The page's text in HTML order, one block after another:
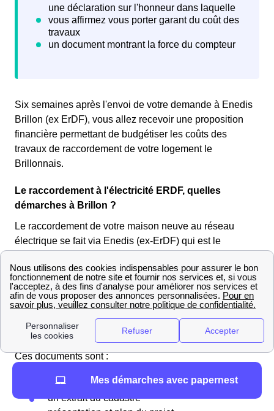
Six semaines après l'envoi de votre demande à Enedis
Brillon (ex ErDF), vous allez recevoir une proposition
financière permettant de budgétiser les coûts des
travaux de raccordement de votre logement le
Brillonnais.
Le raccordement à l'électricité ERDF, quelles
démarches à Brillon ?
Le raccordement de votre maison neuve au réseau
électrique se fait via Enedis (ex-ErDF) qui est le
français. Pour entamer la démarche d'un raccordement à
Brillon, il faut contacter directement Enedis.
Dans le cas où vous souhaitez constituer vous même
votre dossier, il vous faudra vous munir de documents
relatifs à la construction de votre maison neuve à Brillon.
Ces documents sont :
le permis de construire (délivré par Brillon)
un extrait du cadastre
Mes démarches avec papernest